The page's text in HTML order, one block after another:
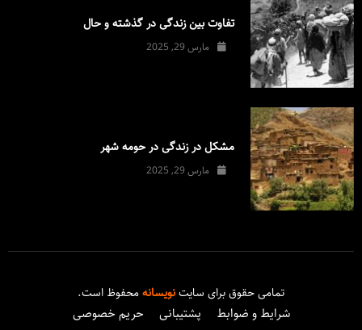
تفاوت بین زندگی در گذشته و حال
مارس 29, 2025
مشکل در زندگی در حومه شهر
مارس 29, 2025
تمامی حقوق برای سایتنویسانهمحفوظ است.
شرایط و ضوابط پشتیبانی حریم خصوصی